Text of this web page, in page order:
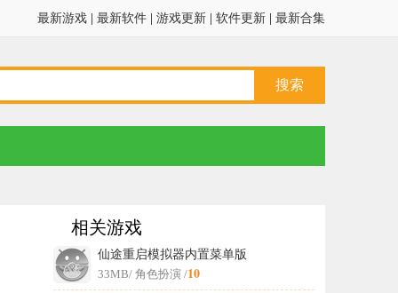
最新游戏 最新软件 游戏更新 软件更新 最新合集
相关游戏
仙途重启模拟器内置菜单版
33MB/ 角色扮演 /10